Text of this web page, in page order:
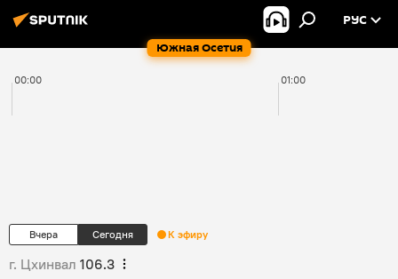
Южная Осетия
РУС
00:00 01:00
Вчера Сегодня К эфиру
г. Цхинвал 106.3